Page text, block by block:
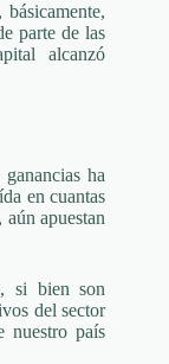
parte de las
alcanzó
ha
en cuantas
apuestan
si bien son
del sector
nuestro país